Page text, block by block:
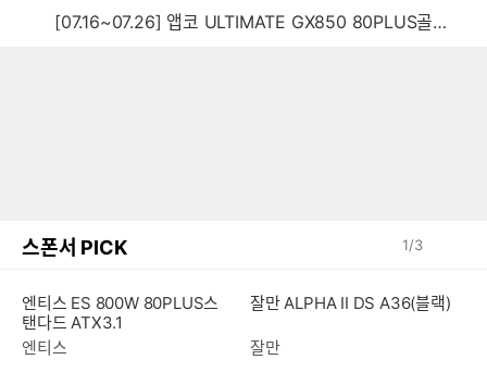
[07.16~07.26] 앱코 ULTIMATE GX850 80PLUS골드 풀모듈러 ATX3.0 블랙
스폰서 PICK 1/3
엔티스 ES 800W 80PLUS스
탠다드 ATX3.1
엔티스
잘만 ALPHA II DS A36(블랙)
잘만